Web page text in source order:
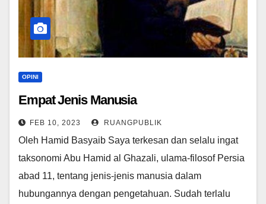
OPINI
Empat Jenis Manusia
FEB 10, 2023 RUANGPUBLIK
Oleh Hamid Basyaib Saya terkesan dan selalu ingat
taksonomi Abu Hamid al Ghazali, ulama-filosof Persia
abad 11, tentang jenis-jenis manusia dalam
hubungannya dengan pengetahuan. Sudah terlalu